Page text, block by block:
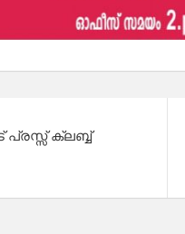
പ്രസ്സ് ക്ലബ്ബ്